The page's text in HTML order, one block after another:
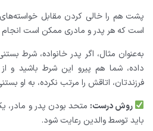
پشت هم را خالی کردن مقابل
است که هر پدر و مادری ممکن است انجام
به‌عنوان مثال، اگر پدر خانواده، شرط
داده، شما هم پیرو این شرط باشید و
فرزندتان، اتاقش را مرتب نکرده، به او
روش درست: متحد بودن پدر و مادر،
باید توسط والدین رعایت شود.